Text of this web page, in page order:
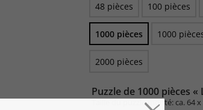
48 pièces 100 pièces
1000 pièces 1000
2000 pièces
Puzzle de 1000 pièces
Taille du puzzle monté: ca. 64